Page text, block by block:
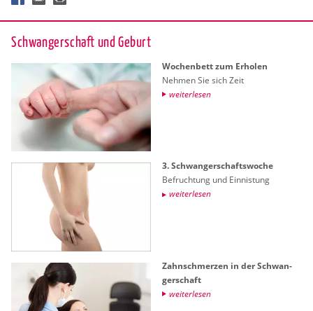
Schwan­ger­schaft und Ge­burt
Wo­chen­bett zum Er­ho­len
Neh­men Sie sich Zeit
wei­ter­le­sen
3. Schwan­ger­schafts­wo­che
Be­fruch­tung und Ein­nis­tung
wei­ter­le­sen
Zahn­schmer­zen in der Schwan­
ger­schaft
wei­ter­le­sen